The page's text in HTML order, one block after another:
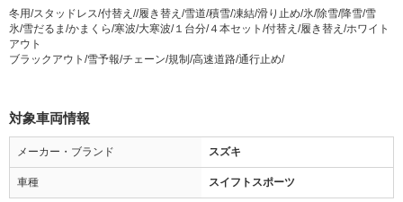
冬用/スタッドレス/付替え//履き替え/雪道/積雪/凍結/滑り止め/氷/除雪/降雪/雪
氷/雪だるま/かまくら/寒波/大寒波/１台分/４本セット/付替え/履き替え/ホワイト
アウト
ブラックアウト/雪予報/チェーン/規制/高速道路/通行止め/
対象車両情報
メーカー・ブランド スズキ
車種 スイフトスポーツ